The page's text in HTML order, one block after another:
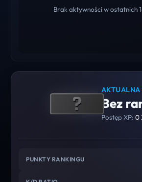
Brak aktywności w ostatnich
AKTUALNA
Bez
Postęp XP: 0
PUNKTY RANKINGU